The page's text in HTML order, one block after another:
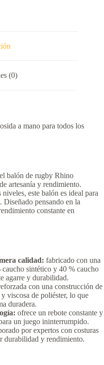
(0)
a mano para todos los
balón de rugby Rhino
artesanía y rendimiento.
este balón es ideal para
Diseñado pensando en la
constante en
calidad: fabricado con una
sintético y 40 % caucho
agarre y durabilidad.
con una construcción de
viscosa de poliéster, lo que
duradera.
ofrece un rebote constante y
un juego ininterrumpido.
por expertos con costuras
durabilidad y rendimiento.